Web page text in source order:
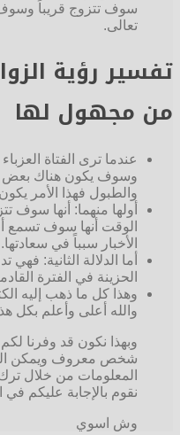
سوف تتزوج قريباً وسوف
تعالى.
تفسير رؤية
من مجهول لها
عندما ترى الفتاة
وسوف يكون هناك بعض
والطبول فهذا الأمر
أولها منهما: أنها
الوقت أنها سوف تسمع
الأخبار سبباً في سعادتها.
أما الدلالة الثانية:
الحزينة في الفترة
وهذا كل ما ذهب إليه
والله أعلى وأعلم بكل
وبهذا نكون قد وفرنا
شخص معروف ويمكن
المعلومات من خلال
نقوم بالإجابة عليكم في
وش اسوي